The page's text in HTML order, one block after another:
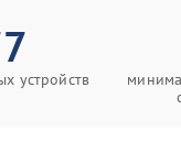
устройств